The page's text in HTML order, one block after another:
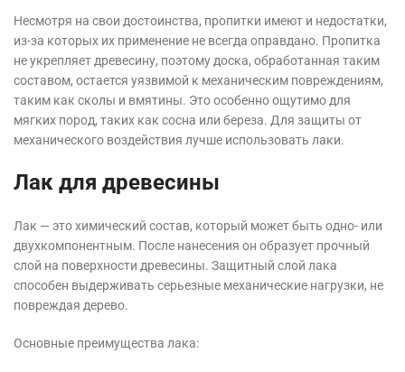
Несмотря на свои достоинства, пропитки имеют и недостатки,
из-за которых их применение не всегда оправдано. Пропитка
не укрепляет древесину, поэтому доска, обработанная таким
составом, остается уязвимой к механическим повреждениям,
таким как сколы и вмятины. Это особенно ощутимо для
мягких пород, таких как сосна или береза. Для защиты от
механического воздействия лучше использовать лаки.
Лак для древесины
Лак — это химический состав, который может быть одно- или
двухкомпонентным. После нанесения он образует прочный
слой на поверхности древесины. Защитный слой лака
способен выдерживать серьезные механические нагрузки, не
повреждая дерево.
Основные преимущества лака: